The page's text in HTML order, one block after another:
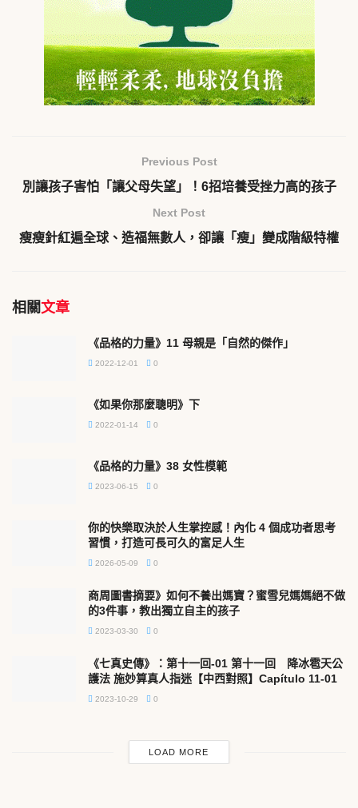
Previous Post
別讓孩子害怕「讓父母失望」！6招培養受挫力高的孩子
Next Post
瘦瘦針紅遍全球、造福無數人，卻讓「瘦」變成階級特權
相關文章
《品格的力量》11 母親是「自然的傑作」
2022-12-01 0
《如果你那麼聰明》下
2022-01-14 0
《品格的力量》38 女性模範
2023-06-15 0
你的快樂取決於人生掌控感！內化 4 個成功者思考
習慣，打造可長可久的富足人生
2026-05-09 0
商周圖書摘要》如何不養出媽寶？蜜雪兒媽媽絕不做
的3件事，教出獨立自主的孩子
2023-03-30 0
《七真史傳》：第十一回-01 第十一回 降冰雹天公
護法 施妙算真人指迷【中西對照】Capítulo 11-01
2023-10-29 0
LOAD MORE